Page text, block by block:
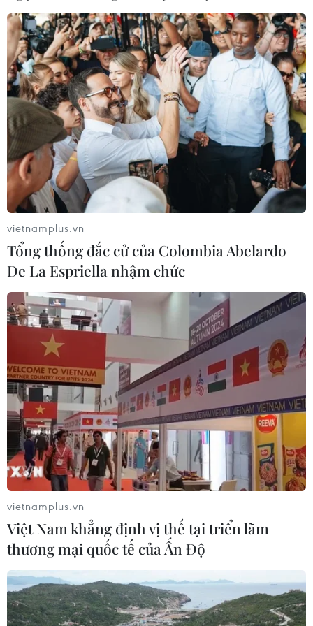
#Dạy nghề #Trường nghề
#Cao đẳng
#Trung cấp
#Tuyển sinh
#Trường nghề tự chủ
Đồng Nai
TP. Hà Nội Hà Tĩnh
Theo dõi VietnamPlus
TIN LIÊN QUAN
vietnamplus.vn
Tổng thống đắc cử của Colombia Abelardo
De La Espriella nhậm chức
vietnamplus.vn
Việt Nam khẳng định vị thế tại triển lãm
thương mại quốc tế của Ấn Độ